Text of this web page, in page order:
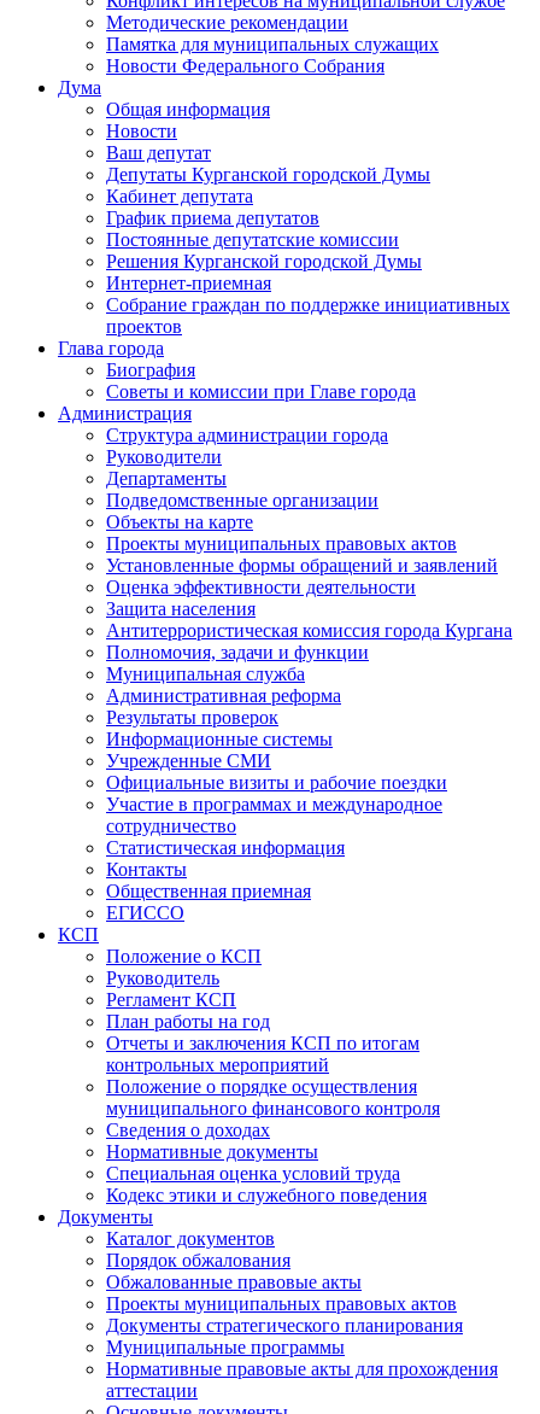
Методические рекомендации
Памятка для муниципальных служащих
Новости Федерального Cобрания
Дума
Общая информация
Новости
Ваш депутат
Депутаты Курганской городской Думы
Кабинет депутата
График приема депутатов
Постоянные депутатские комиссии
Решения Курганской городской Думы
Интернет-приемная
Собрание граждан по поддержке инициативных
проектов
Глава города
Биография
Советы и комиссии при Главе города
Администрация
Структура администрации города
Руководители
Департаменты
Подведомственные организации
Объекты на карте
Проекты муниципальных правовых актов
Установленные формы обращений и заявлений
Оценка эффективности деятельности
Защита населения
Антитеррористическая комиссия города Кургана
Полномочия, задачи и функции
Муниципальная служба
Административная реформа
Результаты проверок
Информационные системы
Учрежденные СМИ
Официальные визиты и рабочие поездки
Участие в программах и международное
сотрудничество
Статистическая информация
Контакты
Общественная приемная
ЕГИССО
КСП
Положение о КСП
Руководитель
Регламент КСП
План работы на год
Отчеты и заключения КСП по итогам
контрольных мероприятий
Положение о порядке осуществления
муниципального финансового контроля
Сведения о доходах
Нормативные документы
Специальная оценка условий труда
Кодекс этики и служебного поведения
Документы
Каталог документов
Порядок обжалования
Обжалованные правовые акты
Проекты муниципальных правовых актов
Документы стратегического планирования
Муниципальные программы
Нормативные правовые акты для прохождения
аттестации